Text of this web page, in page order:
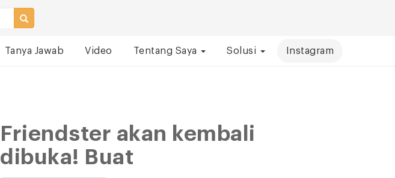
Tanya Jawab Video Tentang Saya Solusi Instagram
Friendster akan kembali
dibuka! Buat